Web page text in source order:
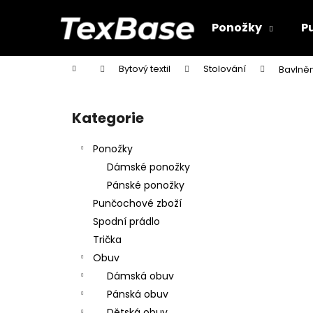
Ponožky
Domů Bytový textil Stolování
Přeskočit
kategorie
Kategorie
Ponožky
Dámské ponožky
Pánské ponožky
Punčochové zboží
Spodní prádlo
Trička
Obuv
Dámská obuv
Pánská obuv
í
Zpět
do
Zpět
do